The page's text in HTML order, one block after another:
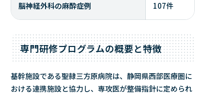
脳神経外科の麻酔症例 107件
専門研修プログラムの概要と特徴
基幹施設である聖隷三方原病院は、静岡県西部医療圏に
おける連携施設と協力し、専攻医が整備指針に定められ